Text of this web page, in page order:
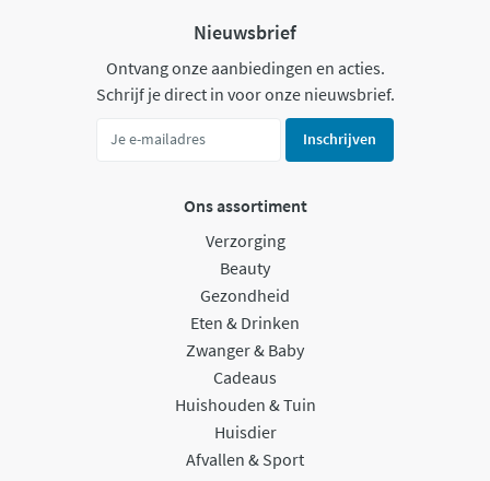
Nieuwsbrief
Ontvang onze aanbiedingen en acties.
Schrijf je direct in voor onze nieuwsbrief.
Inschrijven
Ons assortiment
Verzorging
Beauty
Gezondheid
Eten & Drinken
Zwanger & Baby
Cadeaus
Huishouden & Tuin
Huisdier
Afvallen & Sport